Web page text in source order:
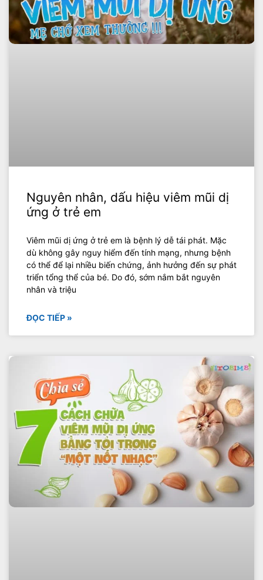
Nguyên nhân, dấu hiệu viêm mũi dị
ứng ở trẻ em
Viêm mũi dị ứng ở trẻ em là bệnh lý dễ tái phát. Mặc
dù không gây nguy hiểm đến tính mạng, nhưng bệnh
có thể để lại nhiều biến chứng, ảnh hưởng đến sự phát
triển tổng thể của bé. Do đó, sớm nắm bắt nguyên
nhân và triệu
ĐỌC TIẾP »